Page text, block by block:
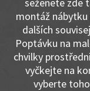
montáž nábytku
dalších
Poptávku na
chvilky
vyčkejte na
vyberte